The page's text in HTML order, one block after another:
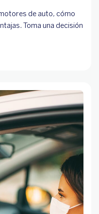
de auto, cómo
Toma una decisión